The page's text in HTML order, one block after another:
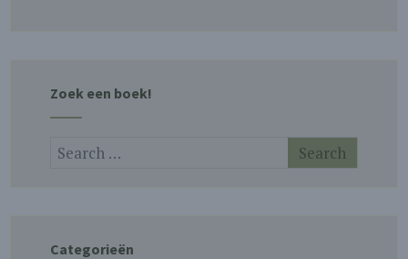
Zoek een boek!
Categorieën